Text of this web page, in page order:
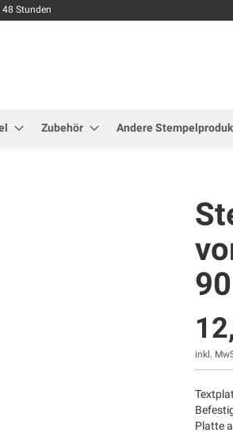
Stunden
Zubehör Andere
inkl.
Platte